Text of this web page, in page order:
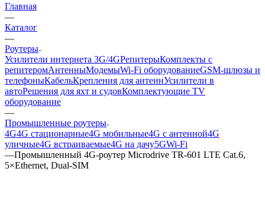
Главная
—
Каталог
—
Роутеры
Усилители интернета 3G/4GРепитерыКомплекты с
репитеромАнтенныМодемыWi-Fi оборудованиеGSM-шлюзы и
телефоныКабельКрепления для антеннУсилители в
автоРешения для яхт и судовКомплектующие TV
оборудование
—
Промышленные роутеры
4G4G стационарные4G мобильные4G с антенной4G
уличные4G встраиваемые4G на дачу5GWi-Fi
—Промышленный 4G‑роутер Microdrive TR‑601 LTE Cat.6,
5×Ethernet, Dual-SIM